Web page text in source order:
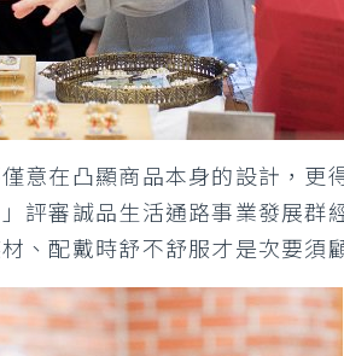
意在凸顯商品本身的設計，更
評審誠品生活通路事業發展群
、配戴時舒不舒服才是次要須